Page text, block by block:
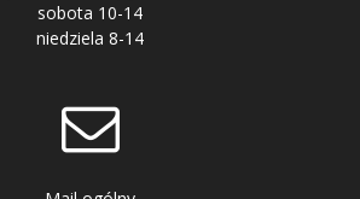
sobota 10-14
niedziela 8-14